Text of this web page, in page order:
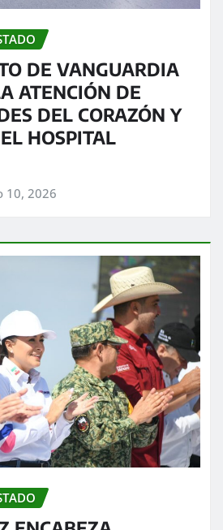
DE VANGUARDIA
ATENCIÓN DE
DEL CORAZÓN Y
HOSPITAL
10, 2026